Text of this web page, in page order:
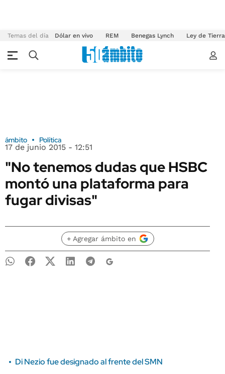
Temas del día Dólar en vivo REM Benegas Lynch Ley de
ámbito Política
17 de junio 2015 - 12:51
"No tenemos dudas que HSBC
montó una plataforma para
fugar divisas"
+ Agregar ámbito en
Di Nezio fue designado al frente del SMN